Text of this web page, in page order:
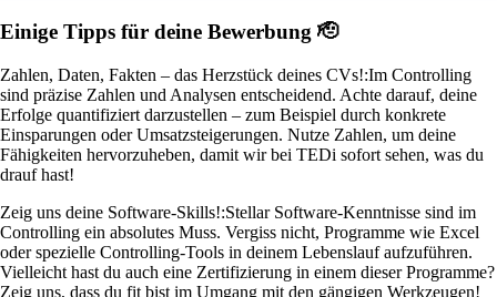
Einige Tipps für deine Bewerbung 🫡
Zahlen, Daten, Fakten – das Herzstück deines CVs!:Im Controlling
sind präzise Zahlen und Analysen entscheidend. Achte darauf, deine
Erfolge quantifiziert darzustellen – zum Beispiel durch konkrete
Einsparungen oder Umsatzsteigerungen. Nutze Zahlen, um deine
Fähigkeiten hervorzuheben, damit wir bei TEDi sofort sehen, was du
drauf hast!
Zeig uns deine Software-Skills!:Stellar Software-Kenntnisse sind im
Controlling ein absolutes Muss. Vergiss nicht, Programme wie Excel
oder spezielle Controlling-Tools in deinem Lebenslauf aufzuführen.
Vielleicht hast du auch eine Zertifizierung in einem dieser Programme?
Zeig uns, dass du fit bist im Umgang mit den gängigen Werkzeugen!